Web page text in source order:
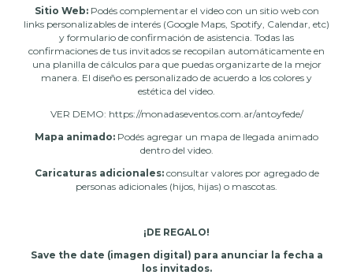
Sitio Web: Podés complementar el video con un sitio web con
links personalizables de interés (Google Maps, Spotify, Calendar, etc)
y formulario de confirmación de asistencia. Todas las
confirmaciones de tus invitados se recopilan automáticamente en
una planilla de cálculos para que puedas organizarte de la mejor
manera. El diseño es personalizado de acuerdo a los colores y
estética del video.
VER DEMO: https://monadaseventos.com.ar/antoyfede/
Mapa animado: Podés agregar un mapa de llegada animado
dentro del video.
Caricaturas adicionales: consultar valores por agregado de
personas adicionales (hijos, hijas) o mascotas.
¡DE REGALO!
Save the date (imagen digital) para anunciar la fecha a
los invitados.